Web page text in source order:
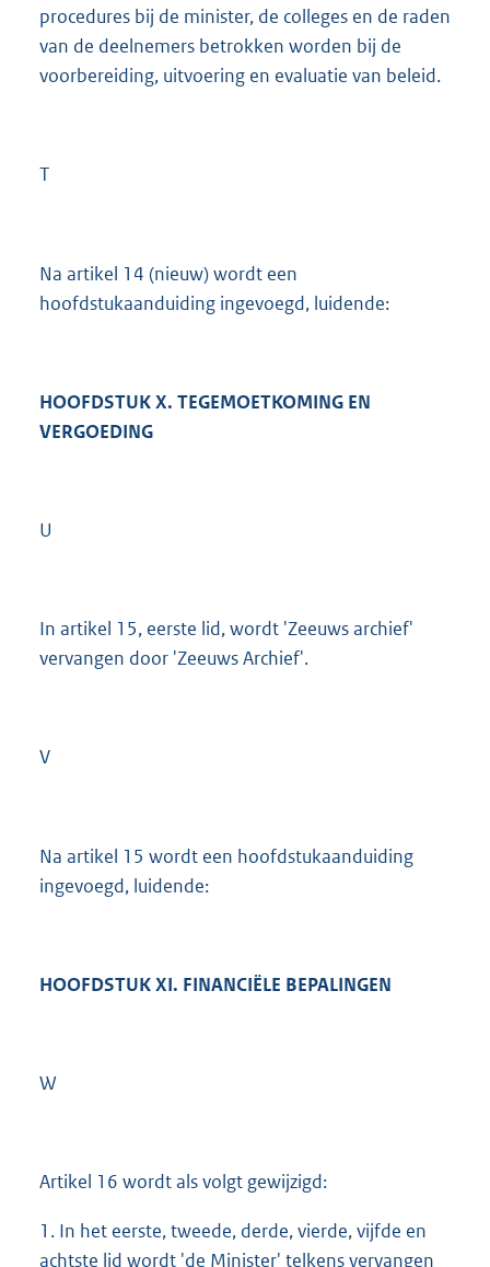
procedures bij de minister, de colleges en de raden
van de deelnemers betrokken worden bij de
voorbereiding, uitvoering en evaluatie van beleid.
T
Na artikel 14 (nieuw) wordt een
hoofdstukaanduiding ingevoegd, luidende:
HOOFDSTUK X. TEGEMOETKOMING EN
VERGOEDING
U
In artikel 15, eerste lid, wordt 'Zeeuws archief'
vervangen door 'Zeeuws Archief'.
V
Na artikel 15 wordt een hoofdstukaanduiding
ingevoegd, luidende:
HOOFDSTUK XI. FINANCIËLE BEPALINGEN
W
Artikel 16 wordt als volgt gewijzigd:
1. In het eerste, tweede, derde, vierde, vijfde en
achtste lid wordt 'de Minister' telkens vervangen